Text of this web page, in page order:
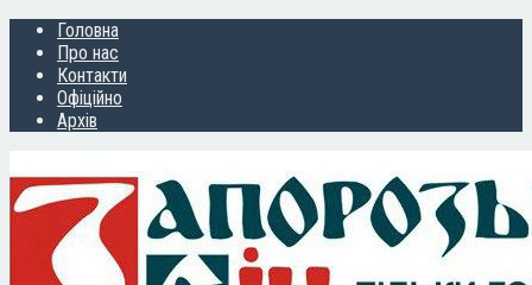
Головна
Про нас
Контакти
Офіційно
Архів